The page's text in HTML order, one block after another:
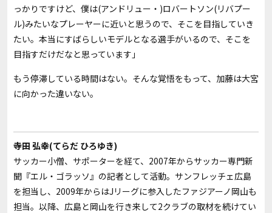
っかりですけど、僕は(アンドリュー・)ロバートソン(リバプー
ル)みたいなプレーヤーに近いと思うので、そこを目指していき
たい。本当にすばらしいモデルとなる選手がいるので、そこを
目指すだけだなと思っています」
もう停滞している時間はない。そんな覚悟をもって、加藤は大宮
に向かった違いない。
寺田 弘幸(てらだ ひろゆき)
サッカー小僧、サポーターを経て、2007年からサッカー専門新
聞『エル・ゴラッソ』の記者として活動。サンフレッチェ広島
を担当し、2009年からはJリーグに参入したファジアーノ岡山も
担当。以降、広島と岡山を行き来して2クラブの取材を続けてい